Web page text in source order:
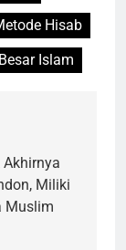
Hisab
Islam
Akhirnya
Miliki
Muslim